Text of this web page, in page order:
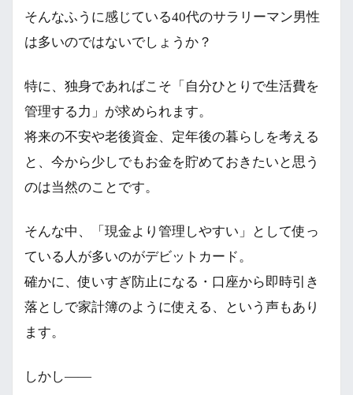
そんなふうに感じている40代のサラリーマン男性
は多いのではないでしょうか？
特に、独身であればこそ「自分ひとりで生活費を
管理する力」が求められます。
将来の不安や老後資金、定年後の暮らしを考える
と、今から少しでもお金を貯めておきたいと思う
のは当然のことです。
そんな中、「現金より管理しやすい」として使っ
ている人が多いのがデビットカード。
確かに、使いすぎ防止になる・口座から即時引き
落としで家計簿のように使える、という声もあり
ます。
しかし――